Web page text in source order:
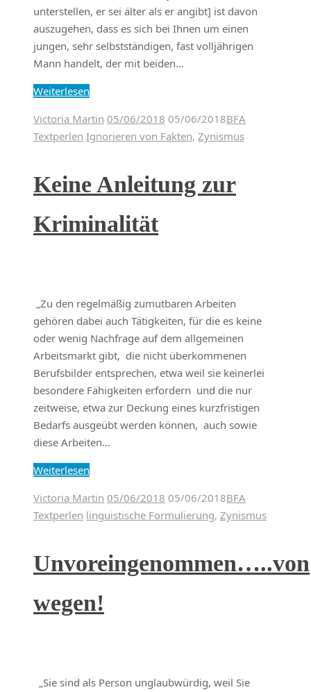
unterstellen, er sei älter als er angibt] ist davon
auszugehen, dass es sich bei Ihnen um einen
jungen, sehr selbstständigen, fast volljährigen
Mann handelt, der mit beiden…
Weiterlesen
Victoria Martin 05/06/2018 05/06/2018BFA
Textperlen Ignorieren von Fakten, Zynismus
Keine Anleitung zur
Kriminalität
„Zu den regelmäßig zumutbaren Arbeiten
gehören dabei auch Tätigkeiten, für die es keine
oder wenig Nachfrage auf dem allgemeinen
Arbeitsmarkt gibt, die nicht überkommenen
Berufsbilder entsprechen, etwa weil sie keinerlei
besondere Fähigkeiten erfordern und die nur
zeitweise, etwa zur Deckung eines kurzfristigen
Bedarfs ausgeübt werden können, auch sowie
diese Arbeiten…
Weiterlesen
Victoria Martin 05/06/2018 05/06/2018BFA
Textperlen linguistische Formulierung, Zynismus
Unvoreingenommen…..von
wegen!
„Sie sind als Person unglaubwürdig, weil Sie